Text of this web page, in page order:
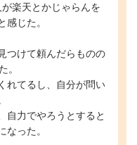
楽天とかじゃらんを
感じた。
つけて頼んだらものの
。
れてるし、自分が問い
自力でやろうとすると
なった。